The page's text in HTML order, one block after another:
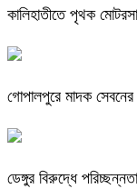
কালিহাতীতে পৃথক
গোপালপুরে মাদক সেবনের
ডেঙ্গুর বিরুদ্ধে